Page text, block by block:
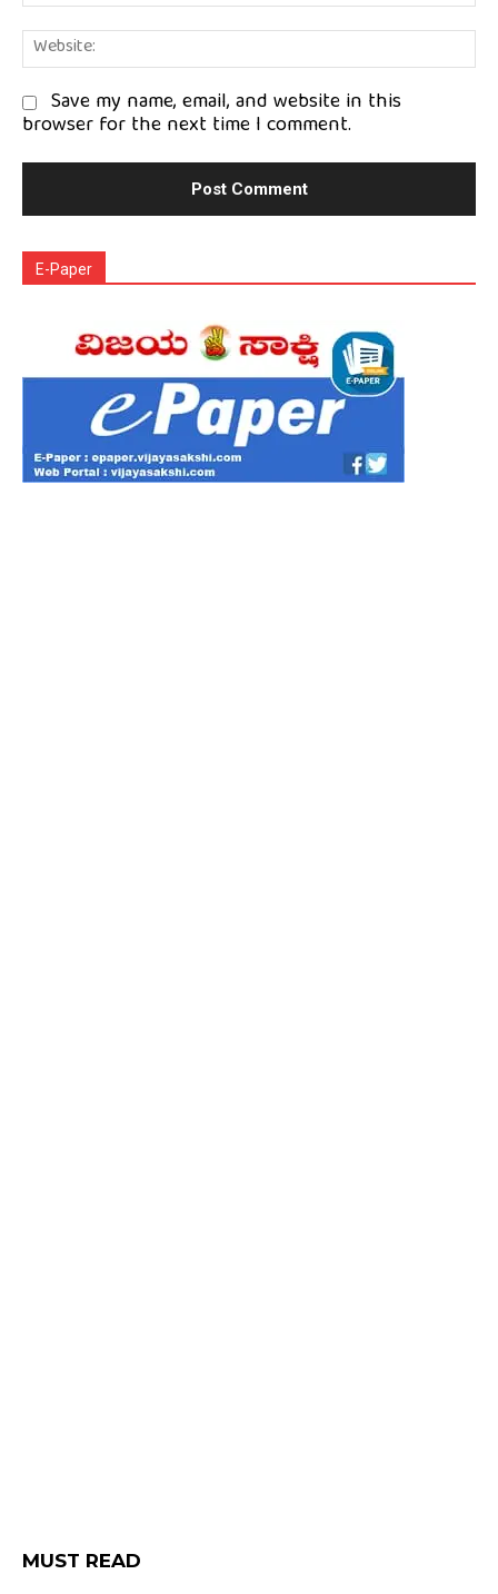
Save my name, email, and website in this
browser for the next time I comment.
E-Paper
MUST READ